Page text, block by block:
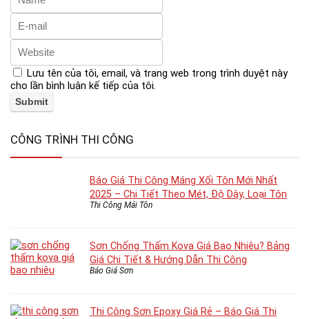
Lưu tên của tôi, email, và trang web trong trình duyệt này
cho lần bình luận kế tiếp của tôi.
CÔNG TRÌNH THI CÔNG
Báo Giá Thi Công Máng Xối Tôn Mới Nhất
2025 – Chi Tiết Theo Mét, Độ Dày, Loại Tôn
Thi Công Mái Tôn
Sơn Chống Thấm Kova Giá Bao Nhiêu? Bảng
Giá Chi Tiết & Hướng Dẫn Thi Công
Báo Giá Sơn
Thi Công Sơn Epoxy Giá Rẻ – Báo Giá Thi